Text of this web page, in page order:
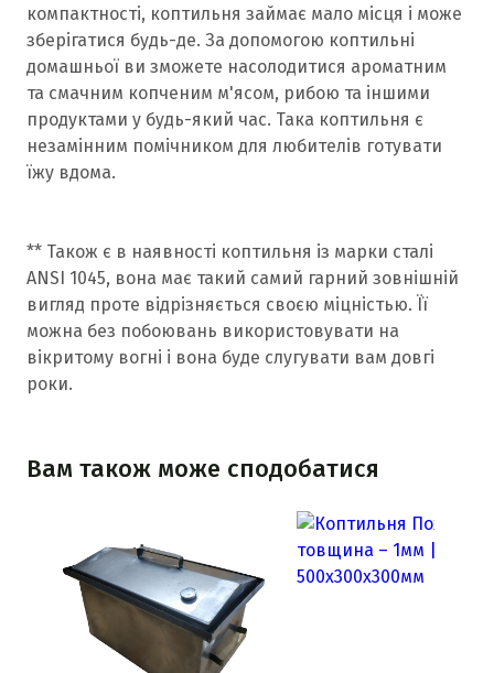
компактності, коптильня займає мало місця і може
зберігатися будь-де. За допомогою коптильні
домашньої ви зможете насолодитися ароматним
та смачним копченим м'ясом, рибою та іншими
продуктами у будь-який час. Така коптильня є
незамінним помічником для любителів готувати
їжу вдома.
** Також є в наявності коптильня із марки сталі
ANSI 1045, вона має такий самий гарний зовнішній
вигляд проте відрізняється своєю міцністью. Її
можна без побоювань використовувати на
вікритому вогні і вона буде слугувати вам довгі
роки.
Вам також може сподобатися